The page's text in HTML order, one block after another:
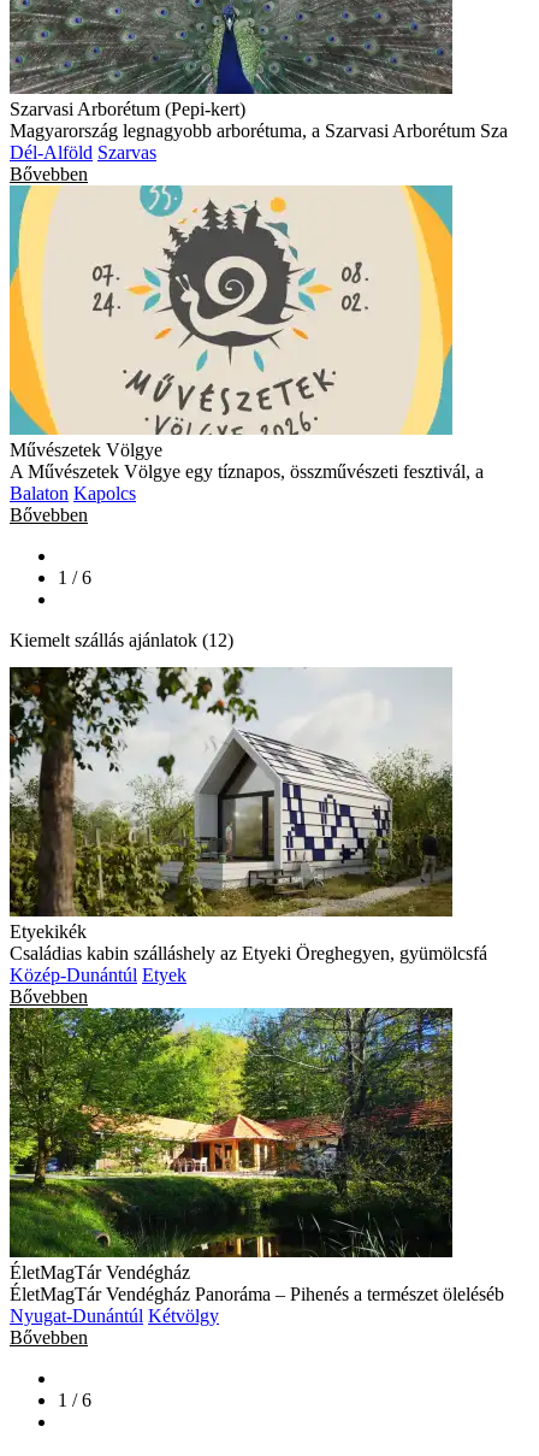
Szarvasi Arborétum (Pepi-kert)
Magyarország legnagyobb arborétuma, a Szarvasi Arborétum Sza
Dél-Alföld Szarvas
Bővebben
Művészetek Völgye
A Művészetek Völgye egy tíznapos, összművészeti fesztivál, a
Balaton Kapolcs
Bővebben
1 / 6
Kiemelt szállás ajánlatok (12)
Etyekikék
Családias kabin szálláshely az Etyeki Öreghegyen, gyümölcsfá
Közép-Dunántúl Etyek
Bővebben
ÉletMagTár Vendégház
ÉletMagTár Vendégház Panoráma – Pihenés a természet öleléséb
Nyugat-Dunántúl Kétvölgy
Bővebben
1 / 6